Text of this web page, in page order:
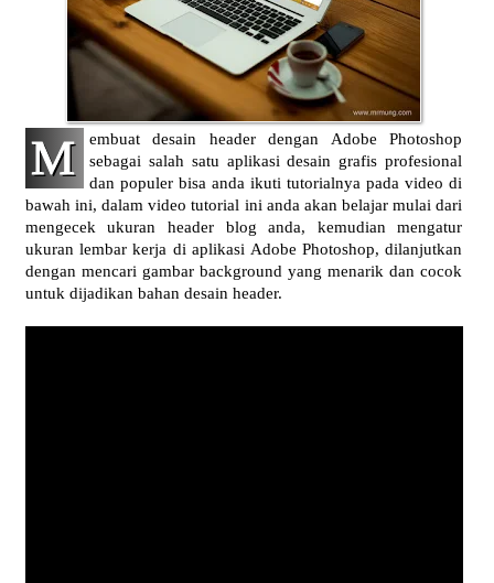
M
embuat desain header dengan Adobe Photoshop
sebagai salah satu aplikasi desain grafis profesional
dan populer bisa anda ikuti tutorialnya pada video di
bawah ini, dalam video tutorial ini anda akan belajar mulai dari
mengecek ukuran header blog anda, kemudian mengatur
ukuran lembar kerja di aplikasi Adobe Photoshop, dilanjutkan
dengan mencari gambar background yang menarik dan cocok
untuk dijadikan bahan desain header.